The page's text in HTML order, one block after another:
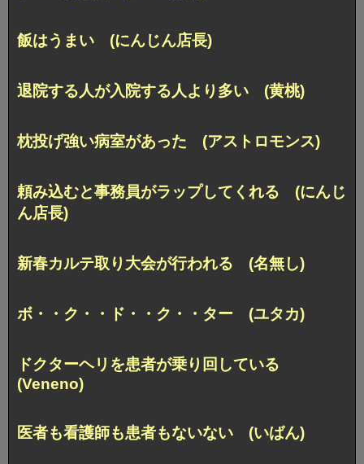
飯はうまい (にんじん店長)
退院する人が入院する人より多い (黄桃)
枕投げ強い病室があった (アストロモンス)
頼み込むと事務員がラップしてくれる (にんじ
ん店長)
新春カルテ取り大会が行われる (名無し)
ボ・・ク・・ド・・ク・・ター (ユタカ)
ドクターヘリを患者が乗り回している
(Veneno)
医者も看護師も患者もないない (いばん)